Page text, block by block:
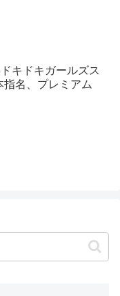
キドキガールズス
名、プレミアム